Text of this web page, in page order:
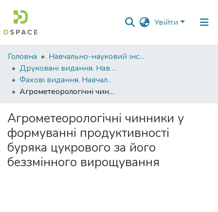
Увійти
Фонди
та
зібрання
Пошук за критеріями
Статистика
Головна
Навчально-науковий інститут агротехнологій, селекції та екології
Друковані видання. Навчально-науковий інститут агротехнологій, селекції та екології
Фахові видання. Навчально-науковий інститут агротехнологій, селекції та екології
Агрометеорологічні чинники у формуванні продуктивності буряка цукрового за його беззмінного вирощування
Агрометеорологічні чинники у
формуванні продуктивності
буряка цукрового за його
беззмінного вирощування